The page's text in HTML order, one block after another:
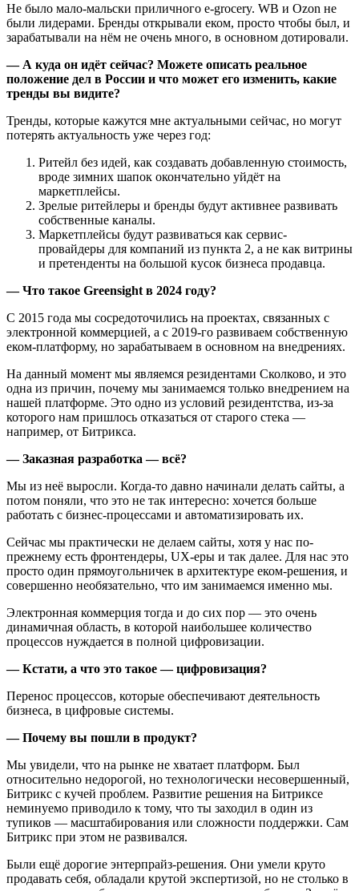
Не было мало-мальски приличного e-grocery. WB и Ozon не
были лидерами. Бренды открывали еком, просто чтобы был, и
зарабатывали на нём не очень много, в основном дотировали.
— А куда он идёт сейчас? Можете описать реальное
положение дел в России и что может его изменить, какие
тренды вы видите?
Тренды, которые кажутся мне актуальными сейчас, но могут
потерять актуальность уже через год:
Ритейл без идей, как создавать добавленную стоимость,
вроде зимних шапок окончательно уйдёт на
маркетплейсы.
Зрелые ритейлеры и бренды будут активнее развивать
собственные каналы.
Маркетплейсы будут развиваться как сервис-
провайдеры для компаний из пункта 2, а не как витрины
и претенденты на большой кусок бизнеса продавца.
— Что такое Greensight в 2024 году?
С 2015 года мы сосредоточились на проектах, связанных с
электронной коммерцией, а с 2019-го развиваем собственную
еком-платформу, но зарабатываем в основном на внедрениях.
На данный момент мы являемся резидентами Сколково, и это
одна из причин, почему мы занимаемся только внедрением на
нашей платформе. Это одно из условий резидентства, из-за
которого нам пришлось отказаться от старого стека —
например, от Битрикса.
— Заказная разработка — всё?
Мы из неё выросли. Когда-то давно начинали делать сайты, а
потом поняли, что это не так интересно: хочется больше
работать с бизнес-процессами и автоматизировать их.
Сейчас мы практически не делаем сайты, хотя у нас по-
прежнему есть фронтендеры, UX-еры и так далее. Для нас это
просто один прямоугольничек в архитектуре еком-решения, и
совершенно необязательно, что им занимаемся именно мы.
Электронная коммерция тогда и до сих пор — это очень
динамичная область, в которой наибольшее количество
процессов нуждается в полной цифровизации.
— Кстати, а что это такое — цифровизация?
Перенос процессов, которые обеспечивают деятельность
бизнеса, в цифровые системы.
— Почему вы пошли в продукт?
Мы увидели, что на рынке не хватает платформ. Был
относительно недорогой, но технологически несовершенный,
Битрикс с кучей проблем. Развитие решения на Битриксе
неминуемо приводило к тому, что ты заходил в один из
тупиков — масштабирования или сложности поддержки. Сам
Битрикс при этом не развивался.
Были ещё дорогие энтерпрайз-решения. Они умели круто
продавать себя, обладали крутой экспертизой, но не столько в